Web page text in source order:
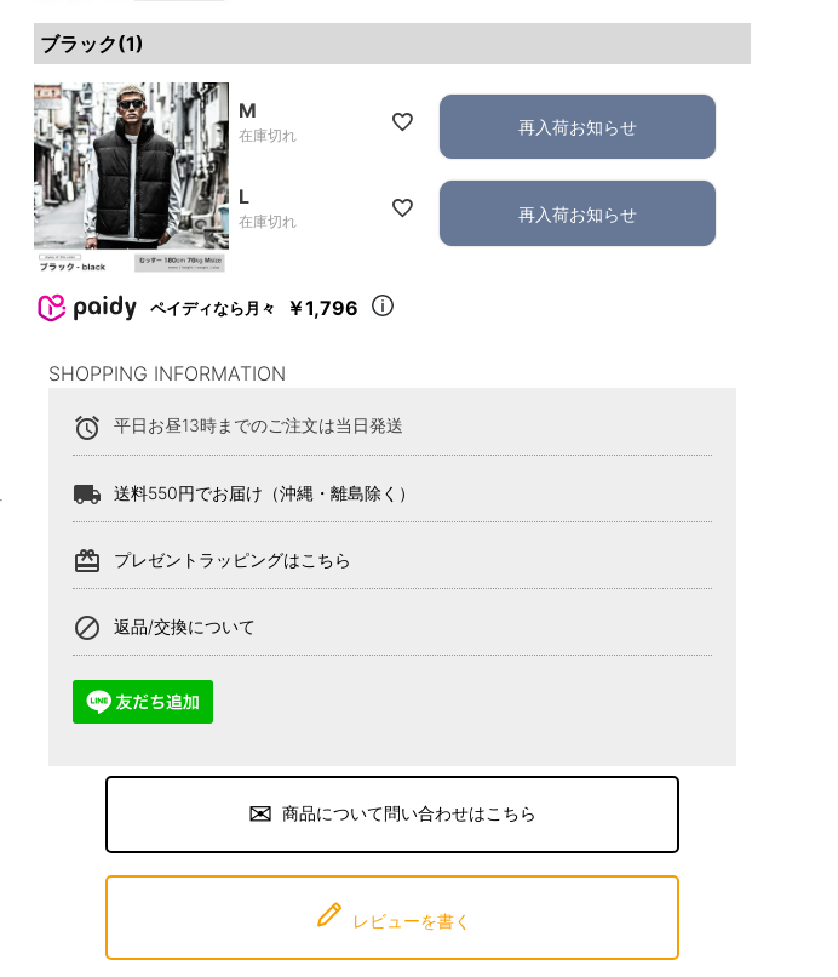
ブラック(1)
M
在庫切れ 再入荷お知らせ
L
在庫切れ 再入荷お知らせ
ペイディなら月々 ￥1,796
SHOPPING INFORMATION
alarm 平日お昼13時までのご注文は当日発送
local_shipping 送料550円でお届け（沖縄・離島除く）
card_giftcard プレゼントラッピングはこちら
block 返品/交換について
商品について問い合わせはこちら
レビューを書く